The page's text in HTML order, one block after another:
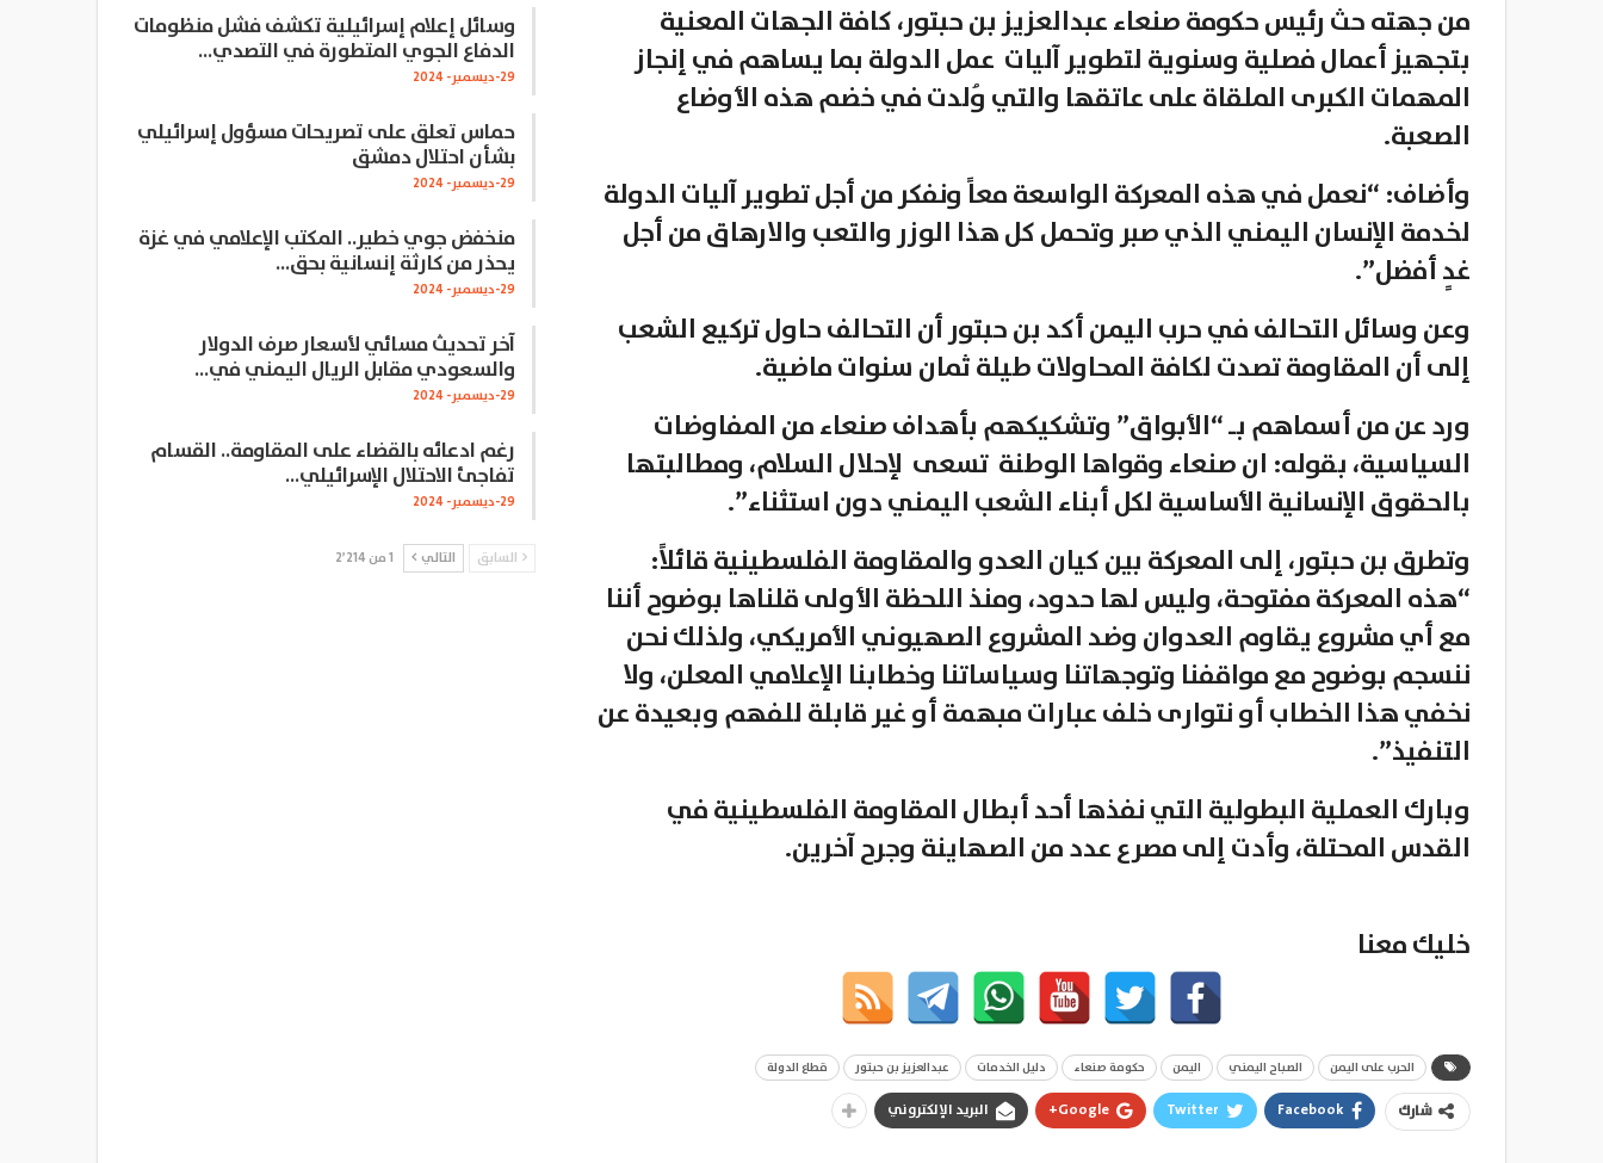
من جهته حث رئيس حكومة صنعاء عبدالعزيز بن حبتور، كافة الجهات المعنية
بتجهيز أعمال فصلية وسنوية لتطوير آليات عمل الدولة بما يساهم في إنجاز
المهمات الكبرى الملقاة على عاتقها والتي وُلدت في خضم هذه الأوضاع
الصعبة.
وأضاف: “نعمل في هذه المعركة الواسعة معاً ونفكر من أجل تطوير آليات الدولة
لخدمة الإنسان اليمني الذي صبر وتحمل كل هذا الوزر والتعب والارهاق من أجل
غدٍ أفضل”.
وعن وسائل التحالف في حرب اليمن أكد بن حبتور أن التحالف حاول تركيع الشعب
إلى أن المقاومة تصدت لكافة المحاولات طيلة ثمان سنوات ماضية.
ورد عن من أسماهم بـ “الأبواق” وتشكيكهم بأهداف صنعاء من المفاوضات
السياسية، بقوله: ان صنعاء وقواها الوطنة تسعى لإحلال السلام، ومطالبتها
بالحقوق الإنسانية الأساسية لكل أبناء الشعب اليمني دون استثناء”.
وتطرق بن حبتور، إلى المعركة بين كيان العدو والمقاومة الفلسطينية قائلاً:
“هذه المعركة مفتوحة، وليس لها حدود، ومنذ اللحظة الأولى قلناها بوضوح أننا
مع أي مشروع يقاوم العدوان وضد المشروع الصهيوني الأمريكي، ولذلك نحن
ننسجم بوضوح مع مواقفنا وتوجهاتنا وسياساتنا وخطابنا الإعلامي المعلن، ولا
نخفي هذا الخطاب أو نتوارى خلف عبارات مبهمة أو غير قابلة للفهم وبعيدة عن
التنفيذ”.
وبارك العملية البطولية التي نفذها أحد أبطال المقاومة الفلسطينية في
القدس المحتلة، وأدت إلى مصرع عدد من الصهاينة وجرح آخرين.
خليك معنا
الحرب على اليمن الصباح اليمني اليمن حكومة صنعاء دليل الخدمات عبدالعزيز بن حبتور قطاع الدولة
شارك Facebook
Twitter
Google+ البريد الإلكتروني
وسائل إعلام إسرائيلية تكشف فشل منظومات
الدفاع الجوي المتطورة في التصدي…
29-ديسمبر- 2024
حماس تعلق على تصريحات مسؤول إسرائيلي
بشأن احتلال دمشق
29-ديسمبر- 2024
منخفض جوي خطير.. المكتب الإعلامي في غزة
يحذر من كارثة إنسانية بحق…
29-ديسمبر- 2024
آخر تحديث مسائي لأسعار صرف الدولار
والسعودي مقابل الريال اليمني في…
29-ديسمبر- 2024
رغم ادعائه بالقضاء على المقاومة.. القسام
تفاجئ الاحتلال الإسرائيلي…
29-ديسمبر- 2024
السابق التالي 1 من 2٬214